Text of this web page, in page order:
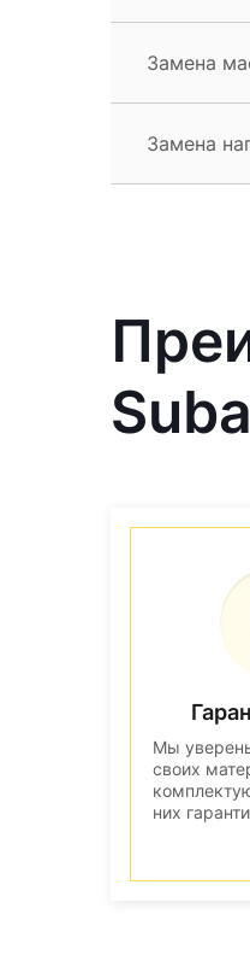
Замена
Замена
Мы
своих
них